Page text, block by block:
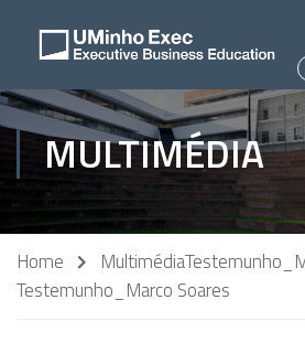
MULTIMÉDIA
Home Multimédia
Testemunho_Marco Soares